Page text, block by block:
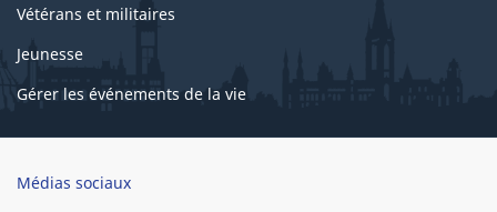
Vétérans et militaires
Jeunesse
Gérer les événements de la vie
Brand
Médias sociaux